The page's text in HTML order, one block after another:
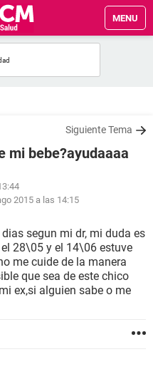
MENU
Siguiente Tema
mi bebe?ayudaaaa
2015 a las 14:15
segun mi dr, mi duda es
28\05 y el 14\06 estuve
me cuide de la manera
que sea de este chico
ex,si alguien sabe o me